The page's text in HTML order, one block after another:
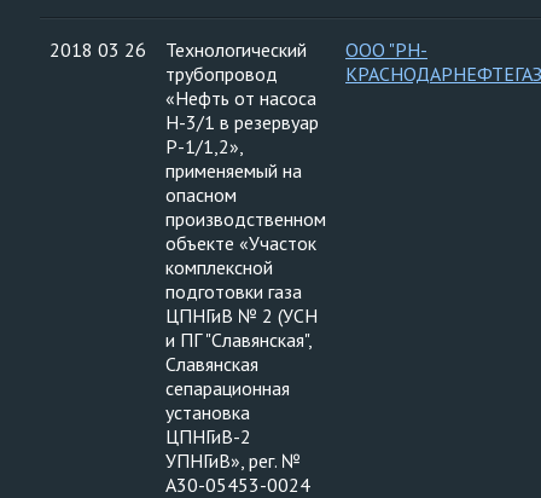
2018 03 26
Технологический
трубопровод
«Нефть от насоса
Н-3/1 в резервуар
Р-1/1,2»,
применяемый на
опасном
производственном
объекте «Участок
комплексной
подготовки газа
ЦПНГиВ № 2 (УСН
и ПГ "Славянская",
Славянская
сепарационная
установка
ЦПНГиВ-2
УПНГиВ», рег. №
А30-05453-0024
ООО "РН-